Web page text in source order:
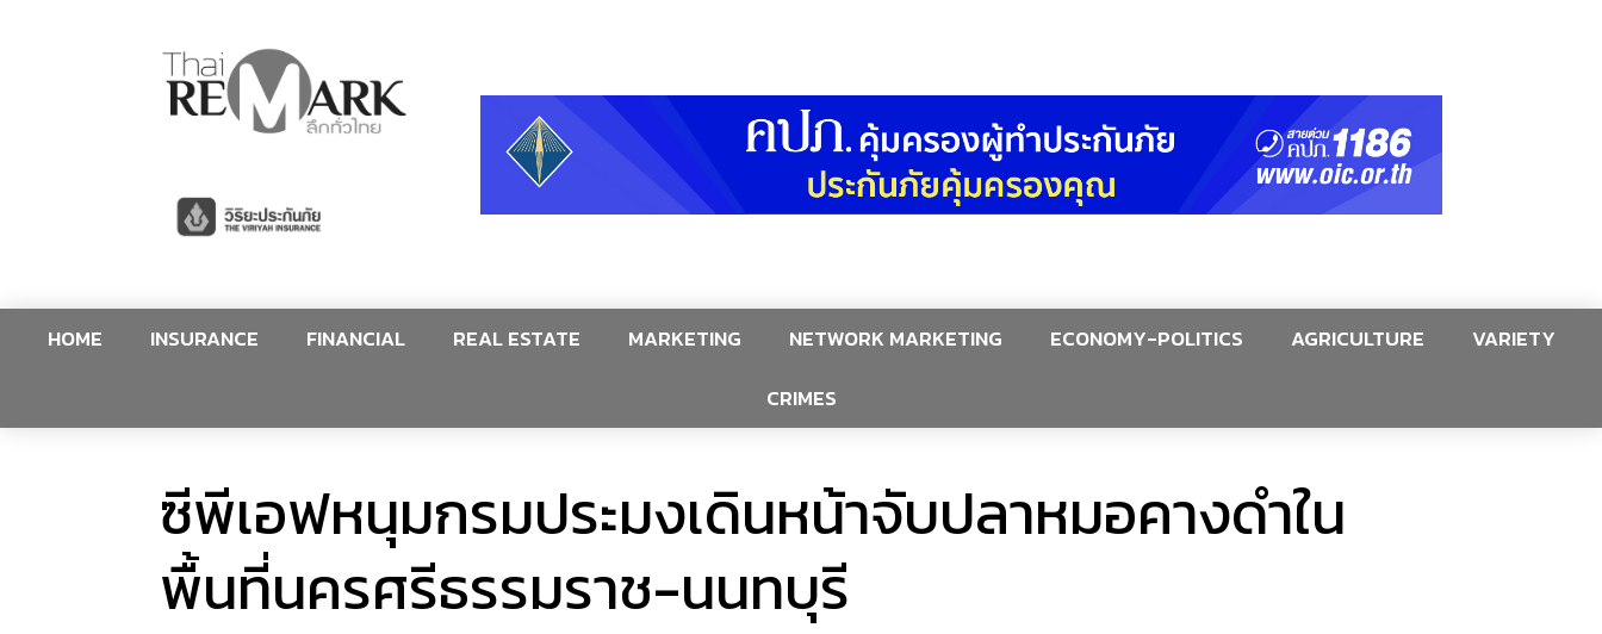
HOME INSURANCE FINANCIAL REAL ESTATE MARKETING NETWORK MARKETING ECONOMY-POLITICS AGRICULTURE
VARIETY
CRIMES
ซีพีเอฟหนุมกรมประมงเดินหน้าจับปลาหมอคางดำใน
พื้นที่นครศรีธรรมราช-นนทบุรี